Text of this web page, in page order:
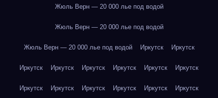
Жюль Верн — 20 000 лье под водой
Жюль Верн — 20 000 лье под водой
Жюль Верн — 20 000 лье под водой Иркутск Иркутск
Иркутск Иркутск Иркутск Иркутск Иркутск Иркутск
Иркутск Иркутск Иркутск Иркутск Иркутск Иркутск